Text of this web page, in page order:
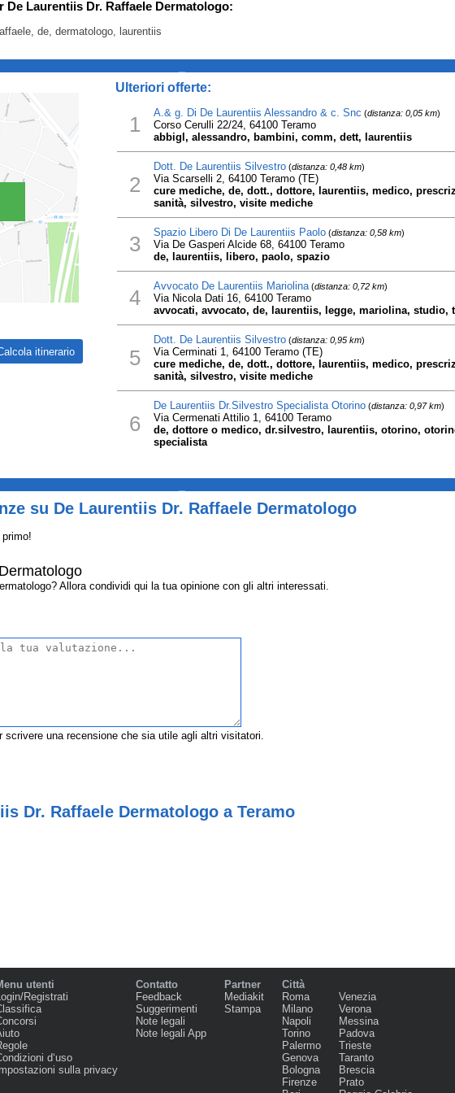
De Laurentiis Dr. Raffaele Dermatologo:
de, dermatologo, laurentiis
Ulteriori offerte:
1 A.& g. Di De Laurentiis Alessandro & c. Snc (distanza: 0,05 km)
Corso Cerulli 22/24, 64100 Teramo
abbigl, alessandro, bambini, comm, dett, laurentiis
2
Dott. De Laurentiis Silvestro(distanza: 0,48 km)
Via Scarselli 2, 64100 Teramo (TE)
cure mediche, de, dott., dottore, laurentiis, medico,
sanità, silvestro, visite mediche
3 Spazio Libero Di De Laurentiis Paolo(distanza: 0,58 km)
Via De Gasperi Alcide 68, 64100 Teramo
de, laurentiis, libero, paolo, spazio
4 Avvocato De Laurentiis Mariolina(distanza: 0,72 km)
Via Nicola Dati 16, 64100 Teramo
avvocati, avvocato, de, laurentiis, legge, mariolina, studio,
5
Dott. De Laurentiis Silvestro(distanza: 0,95 km)
Via Cerminati 1, 64100 Teramo (TE)
cure mediche, de, dott., dottore, laurentiis, medico,
sanità, silvestro, visite mediche
6
De Laurentiis Dr.Silvestro Specialista Otorino(distanza: 0,97 km)
Via Cermenati Attilio 1, 64100 Teramo
de, dottore o medico, dr.silvestro, laurentiis, otorino,
specialista
su De Laurentiis Dr. Raffaele Dermatologo
Allora condividi qui la tua opinione con gli altri interessati.
scrivere una recensione che sia utile agli altri visitatori.
Dr. Raffaele Dermatologo a Teramo
utenti
Registrati
d‘uso
Impostazioni sulla privacy
Contatto
Feedback
Suggerimenti
Note legali
Note legali App
Partner
Mediakit
Stampa
Città
Roma
Milano
Napoli
Torino
Palermo
Genova
Bologna
Firenze
Venezia
Verona
Messina
Padova
Trieste
Taranto
Brescia
Prato